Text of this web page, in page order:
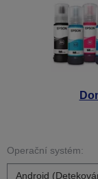
Operační systém: